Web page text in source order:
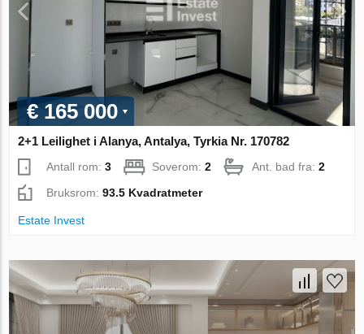
€ 165 000
2+1 Leilighet i Alanya, Antalya, Tyrkia Nr. 170782
Antall rom:3 Soverom:2 Ant. bad fra:2
Bruksrom:93.5 Kvadratmeter
Estate Invest